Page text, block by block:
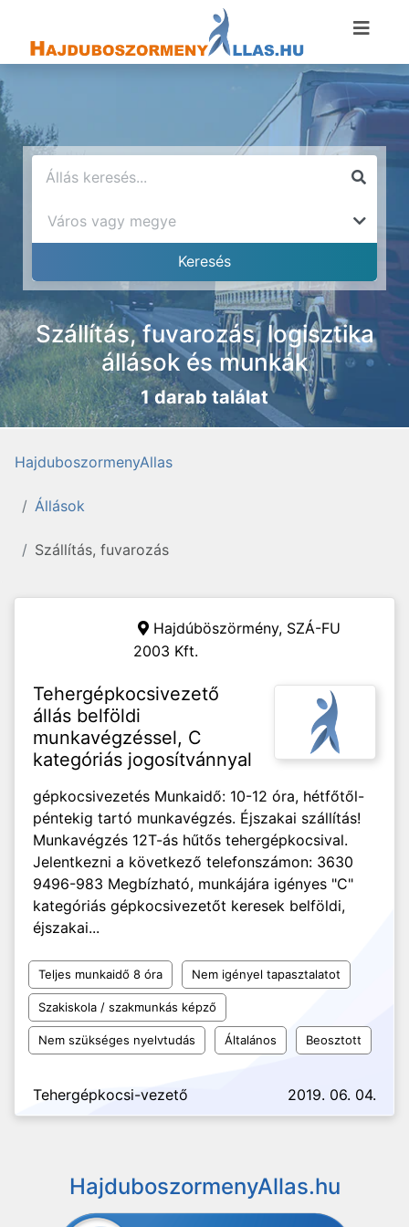
Szállítás, fuvarozás, logisztika
állások és munkák
1 darab találat
HajduboszormenyAllas
Állások
Szállítás, fuvarozás
Hajdúböszörmény, SZÁ-FU
2003 Kft.
Tehergépkocsivezető
állás belföldi
munkavégzéssel, C
kategóriás jogosítvánnyal
gépkocsivezetés Munkaidő: 10-12 óra, hétfőtől-
péntekig tartó munkavégzés. Éjszakai szállítás!
Munkavégzés 12T-ás hűtős tehergépkocsival.
Jelentkezni a következő telefonszámon: 3630
9496-983 Megbízható, munkájára igényes "C"
kategóriás gépkocsivezetőt keresek belföldi,
éjszakai...
Teljes munkaidő 8 óra Nem igényel tapasztalatot
Szakiskola / szakmunkás képző
Nem szükséges nyelvtudás Általános Beosztott
Tehergépkocsi-vezető 2019. 06. 04.
HajduboszormenyAllas.hu